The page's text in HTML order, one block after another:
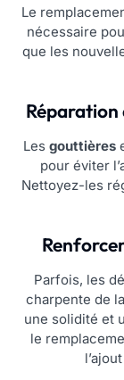
Le
nécessaire
que les
Réparation
Les gouttières
pour éviter
Nettoyez-les
Parfois, les
charpente de
une solidité et
le